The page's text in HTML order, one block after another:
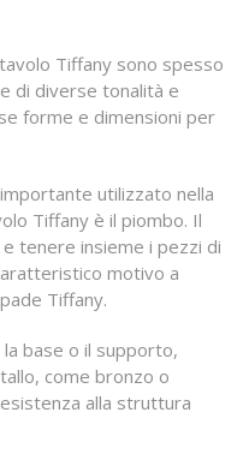
Tiffany sono spesso
di diverse tonalità e
forme e dimensioni per
utilizzato nella
Tiffany è il piombo. Il
tenere insieme i pezzi di
motivo a
Tiffany.
base o il supporto,
come bronzo o
alla struttura